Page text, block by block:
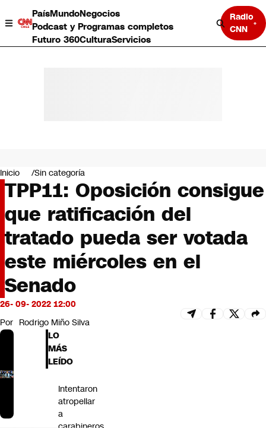
PaísMundoNegocios
Podcast y Programas completos
Futuro 360CulturaServicios
Radio
CNN
Negocios
Deportes
Programas completos
Cultura
Servicios
Bits
CNN tiempo
Futuro 360
Opinión
Inicio Sin categoría
TPP11: Oposición consigue
que ratificación del
tratado pueda ser votada
este miércoles en el
Senado
26- 09- 2022 12:00
Por Rodrigo Miño Silva
LO
MÁS
LEÍDO
Intentaron
atropellar
a